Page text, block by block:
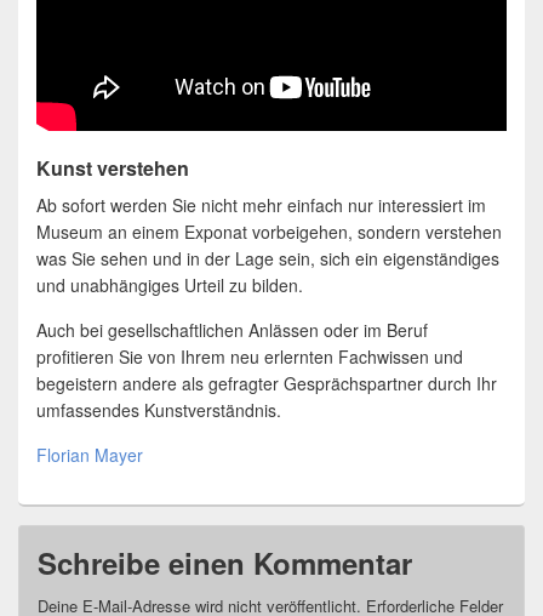
Kunst verstehen
Ab sofort werden Sie nicht mehr einfach nur interessiert im
Museum an einem Exponat vorbeigehen, sondern verstehen
was Sie sehen und in der Lage sein, sich ein eigenständiges
und unabhängiges Urteil zu bilden.
Auch bei gesellschaftlichen Anlässen oder im Beruf
profitieren Sie von Ihrem neu erlernten Fachwissen und
begeistern andere als gefragter Gesprächspartner durch Ihr
umfassendes Kunstverständnis.
Florian Mayer
Schreibe einen Kommentar
Deine E-Mail-Adresse wird nicht veröffentlicht. Erforderliche Felder